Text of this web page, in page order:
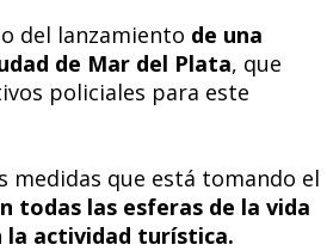
del lanzamiento de una
de Mar del Plata, que
policiales para este
medidas que está tomando el
todas las esferas de la vida
la actividad turística.